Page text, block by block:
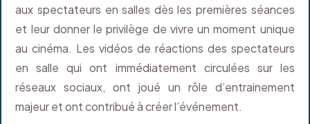
aux spectateurs en salles dès les premières séances
et leur donner le privilège de vivre un moment unique
au cinéma. Les vidéos de réactions des spectateurs
en salle qui ont immédiatement circulées sur les
réseaux sociaux, ont joué un rôle d’entrainement
majeur et ont contribué à créer l’événement.